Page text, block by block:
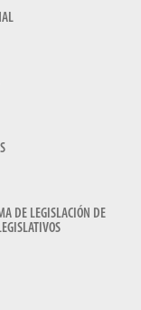
DE LEGISLACIÓN DE